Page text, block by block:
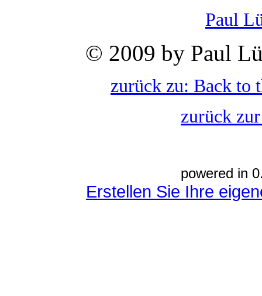
Paul
© 2009 by Paul
zurück zu: Back to
zurück
powered in
Erstellen Sie Ihre